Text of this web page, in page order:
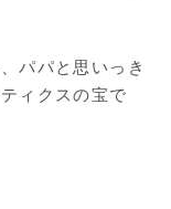
パパと思いっき
ィクスの宝で